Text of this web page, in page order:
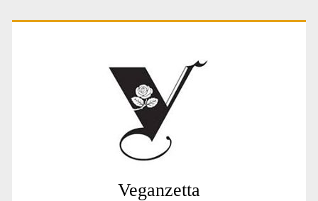
Primary
Veganzetta